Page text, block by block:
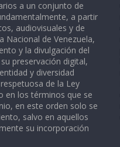
a un conjunto de
a partir
audiovisuales y de
Nacional de Venezuela,
y la divulgación del
preservación digital,
y diversidad
de la Ley
en los términos que se
en este orden solo se
salvo en aquellos
su incorporación